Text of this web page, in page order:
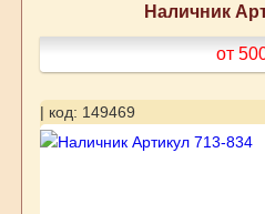
Наличник
от
| код: 149469